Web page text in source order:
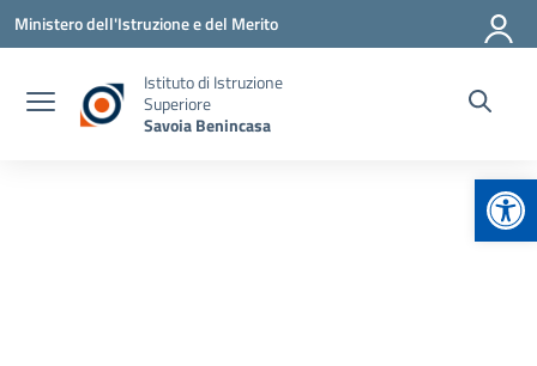
Vai ai contenuti
Vai al menu di navigazione
Vai al footer
Ministero dell'Istruzione e del Merito
Istituto di Istruzione
Superiore
Savoia Benincasa